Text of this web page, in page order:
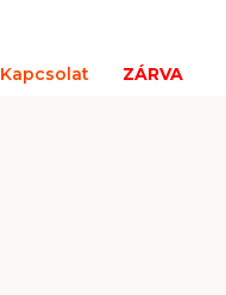
Kapcsolat ZÁRVA